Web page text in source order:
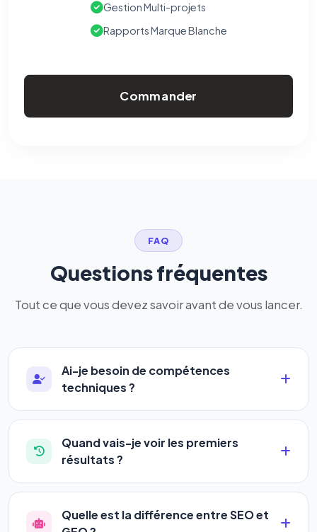
Gestion Multi-projets
Rapports Marque Blanche
Commander
FAQ
Questions fréquentes
Tout ce que vous devez savoir avant de vous lancer.
Ai-je besoin de compétences
techniques ?
Absolument pas. Notre logiciel a été conçu pour
être accessible àtous les profils: artisans,
commerçants, auto-entrepreneurs, PME ou
complexe — vous renseignez l'adresse de votre
site, décrivez votre activité, et le logiciel gère tout
Quand vais-je voir les premiers
résultats ?
La plupart de nos utilisateurs observent une
amélioration de leur positionnement en4 à 6
semaines. Le référencement est un marathon, pas
Quelle est la différence entre SEO et